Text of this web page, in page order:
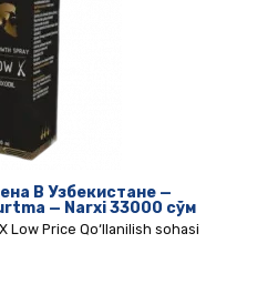
В Узбекистане —
— Narxi 33000 сўм
Low Price Qo‘llanilish sohasi